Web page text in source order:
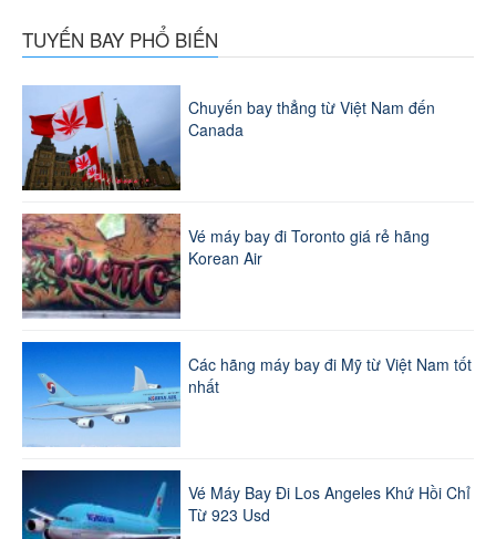
TUYẾN BAY PHỔ BIẾN
Chuyến bay thẳng từ Việt Nam đến
Canada
Vé máy bay đi Toronto giá rẻ hãng
Korean Air
Các hãng máy bay đi Mỹ từ Việt Nam tốt
nhất
Vé Máy Bay Đi Los Angeles Khứ Hồi Chỉ
Từ 923 Usd